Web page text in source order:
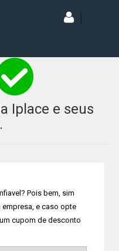
Iplace e seus
Pois bem, sim
e caso opte
cupom de desconto